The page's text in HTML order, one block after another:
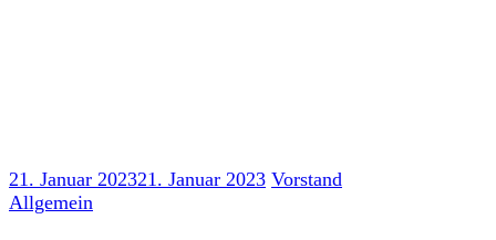
21. Januar 202321. Januar 2023 Vorstand
Allgemein